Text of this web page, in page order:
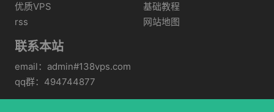
优质VPS
基础教程
rss
网站地图
联系本站
email：admin#138vps.com
qq群：494744877